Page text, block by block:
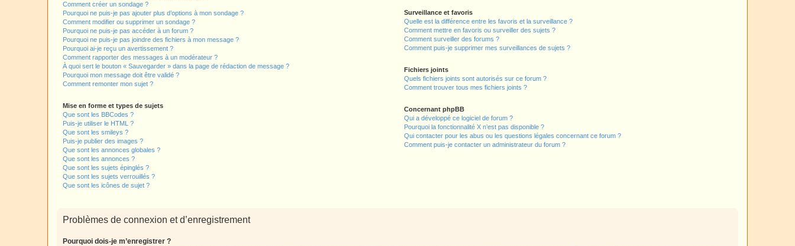
Comment créer un sondage ?
Pourquoi ne puis-je pas ajouter plus d’options à mon sondage ?
Comment modifier ou supprimer un sondage ?
Pourquoi ne puis-je pas accéder à un forum ?
Pourquoi ne puis-je pas joindre des fichiers à mon message ?
Pourquoi ai-je reçu un avertissement ?
Comment rapporter des messages à un modérateur ?
À quoi sert le bouton « Sauvegarder » dans la page de rédaction de message ?
Pourquoi mon message doit être validé ?
Comment remonter mon sujet ?
Mise en forme et types de sujets
Que sont les BBCodes ?
Puis-je utiliser le HTML ?
Que sont les smileys ?
Puis-je publier des images ?
Que sont les annonces globales ?
Que sont les annonces ?
Que sont les sujets épinglés ?
Que sont les sujets verrouillés ?
Que sont les icônes de sujet ?
Surveillance et favoris
Quelle est la différence entre les favoris et la surveillance ?
Comment mettre en favoris ou surveiller des sujets ?
Comment surveiller des forums ?
Comment puis-je supprimer mes surveillances de sujets ?
Fichiers joints
Quels fichiers joints sont autorisés sur ce forum ?
Comment trouver tous mes fichiers joints ?
Concernant phpBB
Qui a développé ce logiciel de forum ?
Pourquoi la fonctionnalité X n’est pas disponible ?
Qui contacter pour les abus ou les questions légales concernant ce forum ?
Comment puis-je contacter un administrateur du forum ?
Problèmes de connexion et d’enregistrement
Pourquoi dois-je m’enregistrer ?